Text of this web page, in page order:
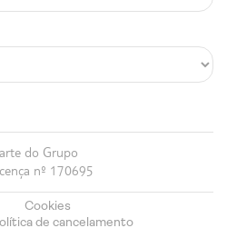
do Grupo
nº 170695
Cookies
de cancelamento